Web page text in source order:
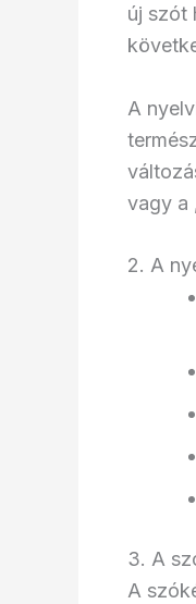
új szót
A
vagy a
2. A
3. A
A